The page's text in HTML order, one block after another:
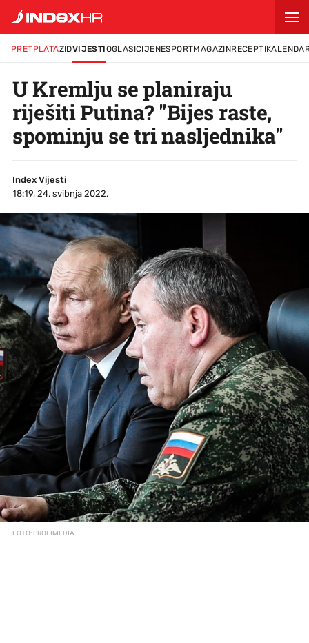
PRETPLATAZIDVIJESTIOGLASICIJENESPORTMAGAZINRECEPTI
U Kremlju se planiraju
riješiti Putina? "Bijes raste,
spominju se tri nasljednika"
Index Vijesti
18:19, 24. svibnja 2022.
FOTO: PROFIMEDIA